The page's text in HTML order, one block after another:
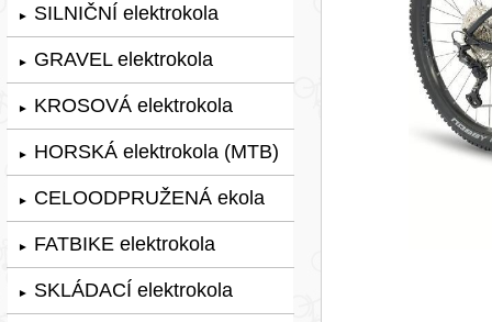
► SILNIČNÍ elektrokola
► GRAVEL elektrokola
► KROSOVÁ elektrokola
► HORSKÁ elektrokola (MTB)
► CELOODPRUŽENÁ ekola
► FATBIKE elektrokola
► SKLÁDACÍ elektrokola